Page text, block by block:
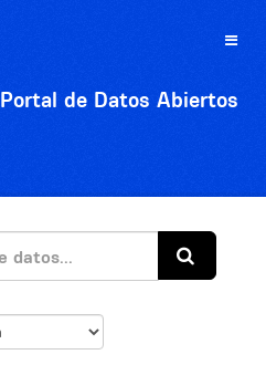
Toggle
Portal de Datos Abiertos